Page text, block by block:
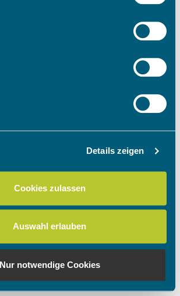
über Ihre geografische Lage
Merkmalen (Fingerprinting) identifizieren
darüber, wie Ihre persönlichen Daten
Zugriffe auf unsere Website zu
geben wir Informationen zu Ihrer
Website an unsere Partner für
Informationen möglicherweise mit
die Sie ihnen bereitgestellt
im Rahmen Ihrer Nutzung der Dienste
Details zeigen
Cookies zulassen
Auswahl erlauben
Nur notwendige Cookies